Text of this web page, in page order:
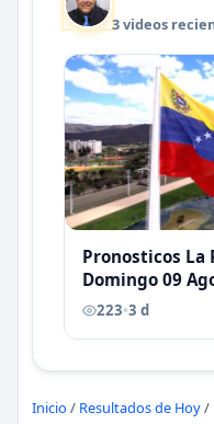
3 videos
Pronosticos La
Domingo 09
Antoni
223•3 d
Inicio / Resultados de Hoy/